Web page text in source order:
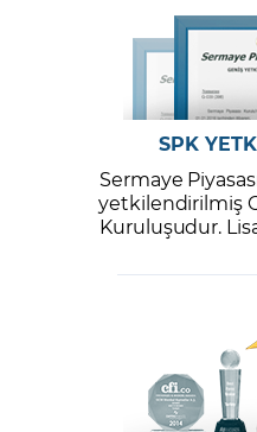
SPK
Sermaye
yetkilendirilmiş
Kuruluşudur.